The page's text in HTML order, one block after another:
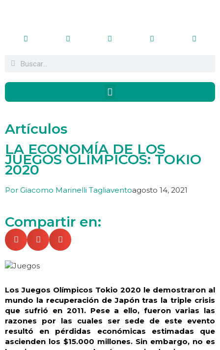
Artículos
LA ECONOMÍA DE LOS
JUEGOS OLÍMPICOS: TOKIO
2020
Por Giacomo Marinelli Tagliaventoagosto 14, 2021
Compartir en:
Los Juegos Olímpicos Tokio 2020 le demostraron al
mundo la recuperación de Japón tras la triple crisis
que sufrió en 2011. Pese a ello, fueron varias las
razones por las cuales ser sede de este evento
resultó en pérdidas económicas estimadas que
ascienden los $15.000 millones. Sin embargo, no es